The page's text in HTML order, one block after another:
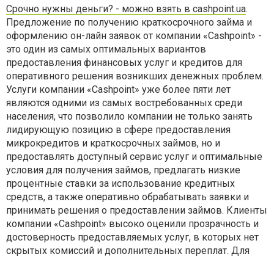
Срочно нужны деньги? - можно взять в cashpoint.ua.
Предложение по получению краткосрочного займа и
оформлению он-лайн заявок от компании «Сashpoint» -
это один из самых оптимальных вариантов
предоставления финансовых услуг и кредитов для
оперативного решения возникших денежных проблем.
Услуги компании «Сashpoint» уже более пяти лет
являются одними из самых востребованных среди
населения, что позволило компании не только занять
лидирующую позицию в сфере предоставления
микрокредитов и краткосрочных займов, но и
предоставлять доступный сервис услуг и оптимальные
условия для получения займов, предлагать низкие
процентные ставки за использование кредитных
средств, а также оперативно обрабатывать заявки и
принимать решения о предоставлении займов. Клиенты
компании «Сashpoint» высоко оценили прозрачность и
достоверность предоставляемых услуг, в которых нет
скрытых комиссий и дополнительных переплат. Для